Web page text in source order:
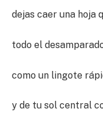
dejas caer una hoja
todo el
como un lingote
y de tu sol central